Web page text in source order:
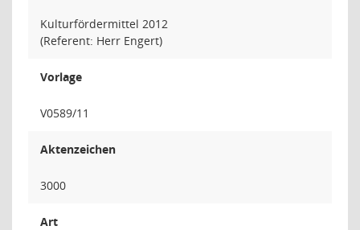
Kulturfördermittel 2012
(Referent: Herr Engert)
Vorlage
V0589/11
Aktenzeichen
3000
Art